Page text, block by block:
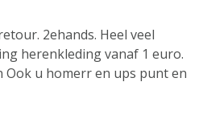
2ehands. Heel veel
herenkleding vanaf 1 euro.
Ook u homerr en ups punt en